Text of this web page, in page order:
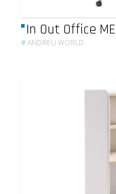
In Out Office
#ANDREU WORLD